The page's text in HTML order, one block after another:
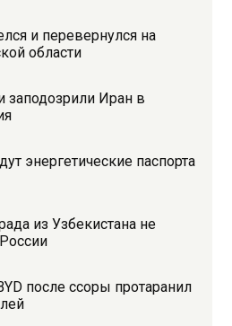
и перевернулся на
области
заподозрили Иран в
энергетические паспорта
из Узбекистана не
после ссоры протаранил